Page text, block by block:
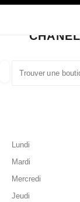
Les suggestions
0 Suggestions
FERMER LA FICHE
Lundi
Mardi
Mercredi
Jeudi